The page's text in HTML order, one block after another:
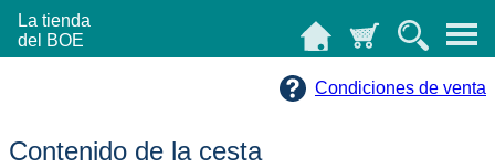
La tienda
del BOE
Condiciones de venta
Contenido de la cesta